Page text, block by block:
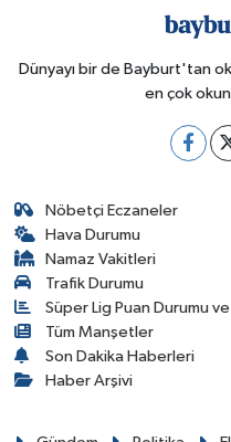
Dünyayı bir de Bayburt'tan
en çok
Nöbetçi Eczaneler
Hava Durumu
Namaz Vakitleri
Trafik Durumu
Süper Lig Puan Durumu
Tüm Manşetler
Son Dakika Haberleri
Haber Arşivi